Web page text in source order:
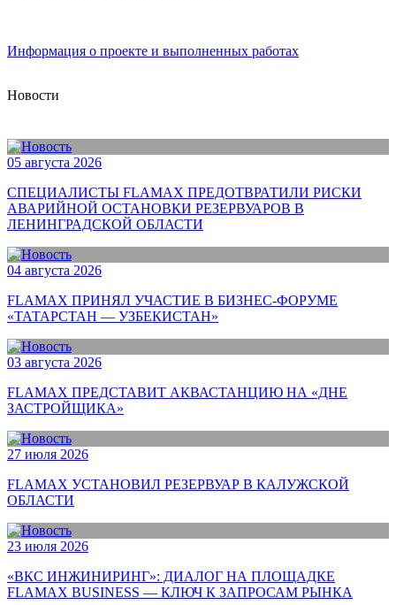
Информация о проекте и выполненных работах
Новости
05 августа 2026
СПЕЦИАЛИСТЫ FLAMAX ПРЕДОТВРАТИЛИ РИСКИ
АВАРИЙНОЙ ОСТАНОВКИ РЕЗЕРВУАРОВ В
ЛЕНИНГРАДСКОЙ ОБЛАСТИ
04 августа 2026
FLAMAX ПРИНЯЛ УЧАСТИЕ В БИЗНЕС-ФОРУМЕ
«ТАТАРСТАН — УЗБЕКИСТАН»
03 августа 2026
FLAMAX ПРЕДСТАВИТ АКВАСТАНЦИЮ НА «ДНЕ
ЗАСТРОЙЩИКА»
27 июля 2026
FLAMAX УСТАНОВИЛ РЕЗЕРВУАР В КАЛУЖСКОЙ
ОБЛАСТИ
23 июля 2026
«ВКС ИНЖИНИРИНГ»: ДИАЛОГ НА ПЛОЩАДКЕ
FLAMAX BUSINESS — КЛЮЧ К ЗАПРОСАМ РЫНКА